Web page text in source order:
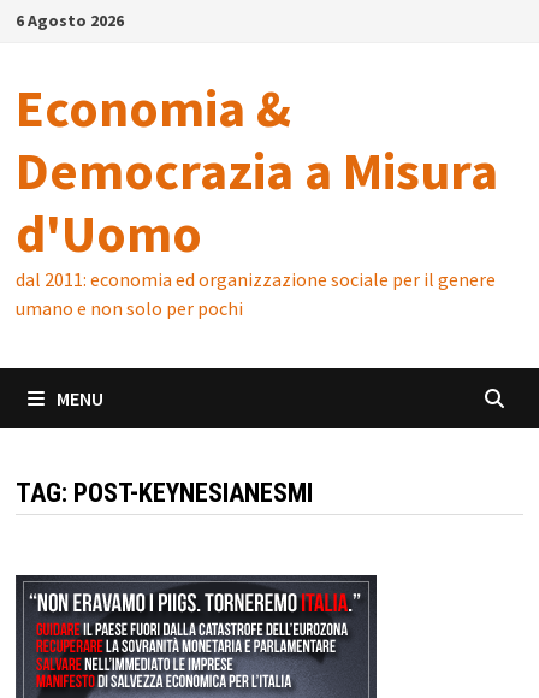
Skip6 Agosto 2026
Economia &
Democrazia a Misura
d'Uomo
dal 2011: economia ed organizzazione sociale per il genere
umano e non solo per pochi
MENU
TAG: POST-KEYNESIANESMI